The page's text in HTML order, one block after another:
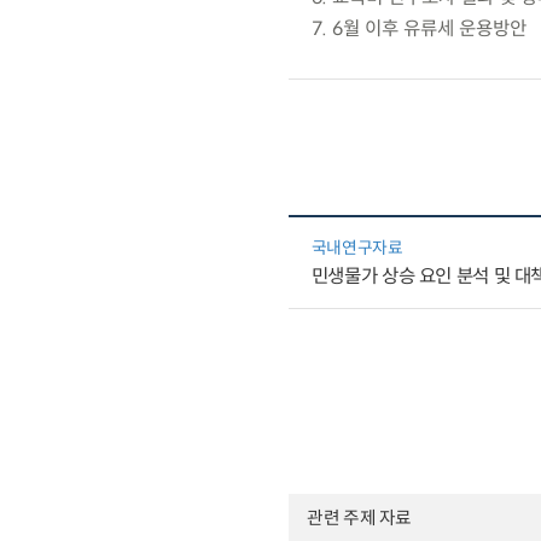
7. 6월 이후 유류세 운용방안
국내연구자료
민생물가 상승 요인 분석 및 대
관련 주제 자료